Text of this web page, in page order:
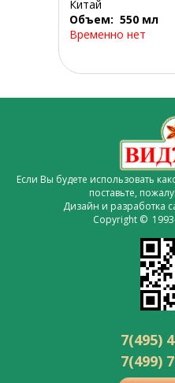
Китай
Объем: 550 мл
Временно нет
Если Вы будете использовать
поставьте,
Дизайн и разработка
Copyright ©
7(495)
7(499)